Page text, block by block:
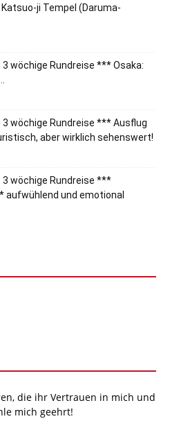
ji Tempel (Daruma-
wöchige Rundreise *** Osaka:
wöchige Rundreise *** Ausflug
aber wirklich sehenswert!
wöchige Rundreise ***
und emotional
die ihr Vertrauen in mich und
mich geehrt!